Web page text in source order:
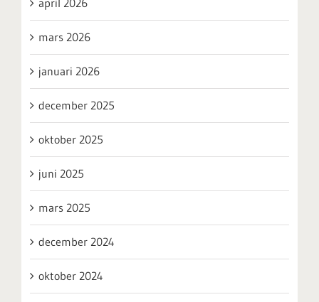
april 2026
mars 2026
januari 2026
december 2025
oktober 2025
juni 2025
mars 2025
december 2024
oktober 2024